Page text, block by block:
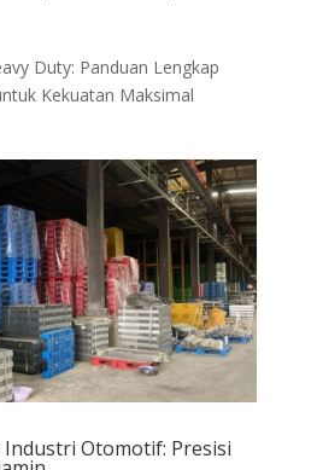
Duty: Panduan Lengkap
Kekuatan Maksimal
Industri Otomotif: Presisi